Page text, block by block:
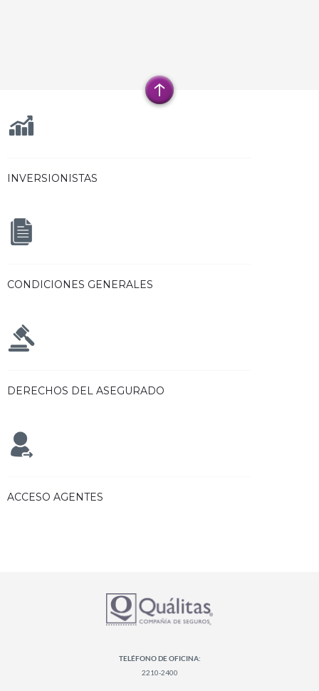
INVERSIONISTAS
CONDICIONES GENERALES
DERECHOS DEL ASEGURADO
ACCESO AGENTES
TELÉFONO DE OFICINA:
2210-2400